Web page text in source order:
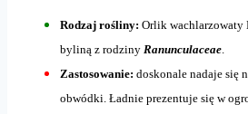
Rodzaj rośliny: Orlik wachlarzowaty
byliną z rodziny Ranunculaceae
Zastosowanie: doskonale nadaje się
obwódki. Ładnie prezentuje się w